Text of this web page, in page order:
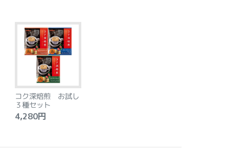
コク深焙煎 お試し
３種セット
4,280円